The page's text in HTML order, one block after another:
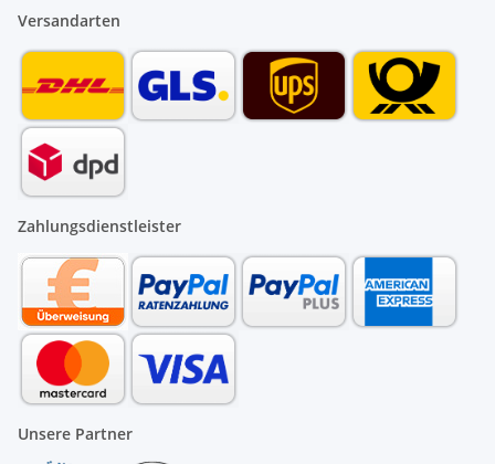
Versandarten
Zahlungsdienstleister
Unsere Partner